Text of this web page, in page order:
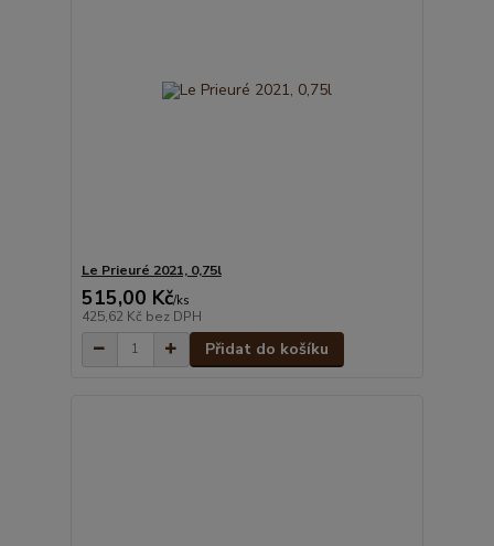
Le Prieuré 2021, 0,75l
515,00 Kč/ks
425,62 Kč bez DPH
Přidat do košíku